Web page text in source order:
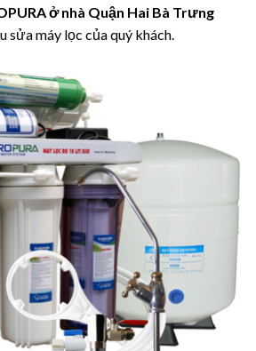
ở nhà Quận Hai Bà Trưng
sửa máy lọc của quý khách.